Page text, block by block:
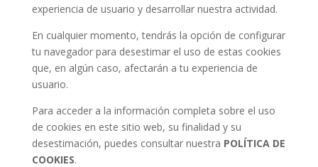
experiencia de usuario y desarrollar nuestra actividad.
En cualquier momento, tendrás la opción de configurar
tu navegador para desestimar el uso de estas cookies
que, en algún caso, afectarán a tu experiencia de
usuario.
Para acceder a la información completa sobre el uso
de cookies en este sitio web, su finalidad y su
desestimación, puedes consultar nuestra POLÍTICA DE
COOKIES.